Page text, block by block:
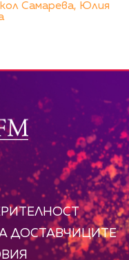
Самарева, Юлия
ДОСТАВЧИЦИТЕ